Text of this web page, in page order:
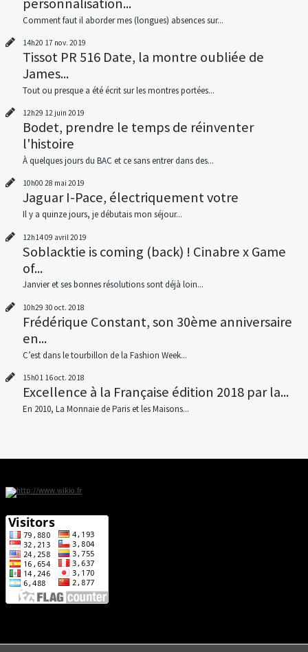
Comment faut il aborder mes (longues) absences sur...
14h20 17 nov. 2019
Tissot PR 516 Date, la montre oubliée de
James...
Tout ou presque a été écrit sur les montres portées...
12h29 12 juin 2019
Bodet, prendre le temps de réinventer
l'histoire
À quelques jours du BAC et ce sans entrer dans des...
10h00 28 mai 2019
Jaguar I-Pace, électriquement votre
Il y a quinze jours, je débutais mon séjour...
12h1409 avril 2019
Soblacktie is coming (back) ! Cinabre x Game
of...
Janvier et ses bonnes résolutions sont déjà loin...
10h29 30 oct. 2018
Frédérique Constant, son 30ème anniversaire
en...
C’est dans le tourbillon de la Fashion Week...
15h01 16oct. 2018
Excellence à la Française édition 2018 par la...
En 2010, La Monnaie de Paris et les Maisons...